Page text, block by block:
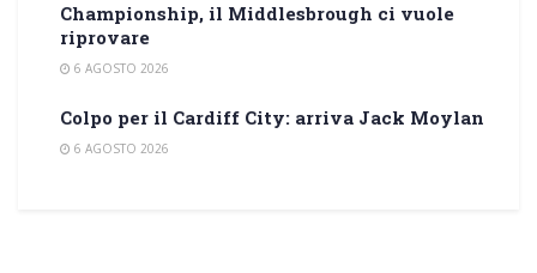
Championship, il Middlesbrough ci vuole
riprovare
6 AGOSTO 2026
Colpo per il Cardiff City: arriva Jack Moylan
6 AGOSTO 2026